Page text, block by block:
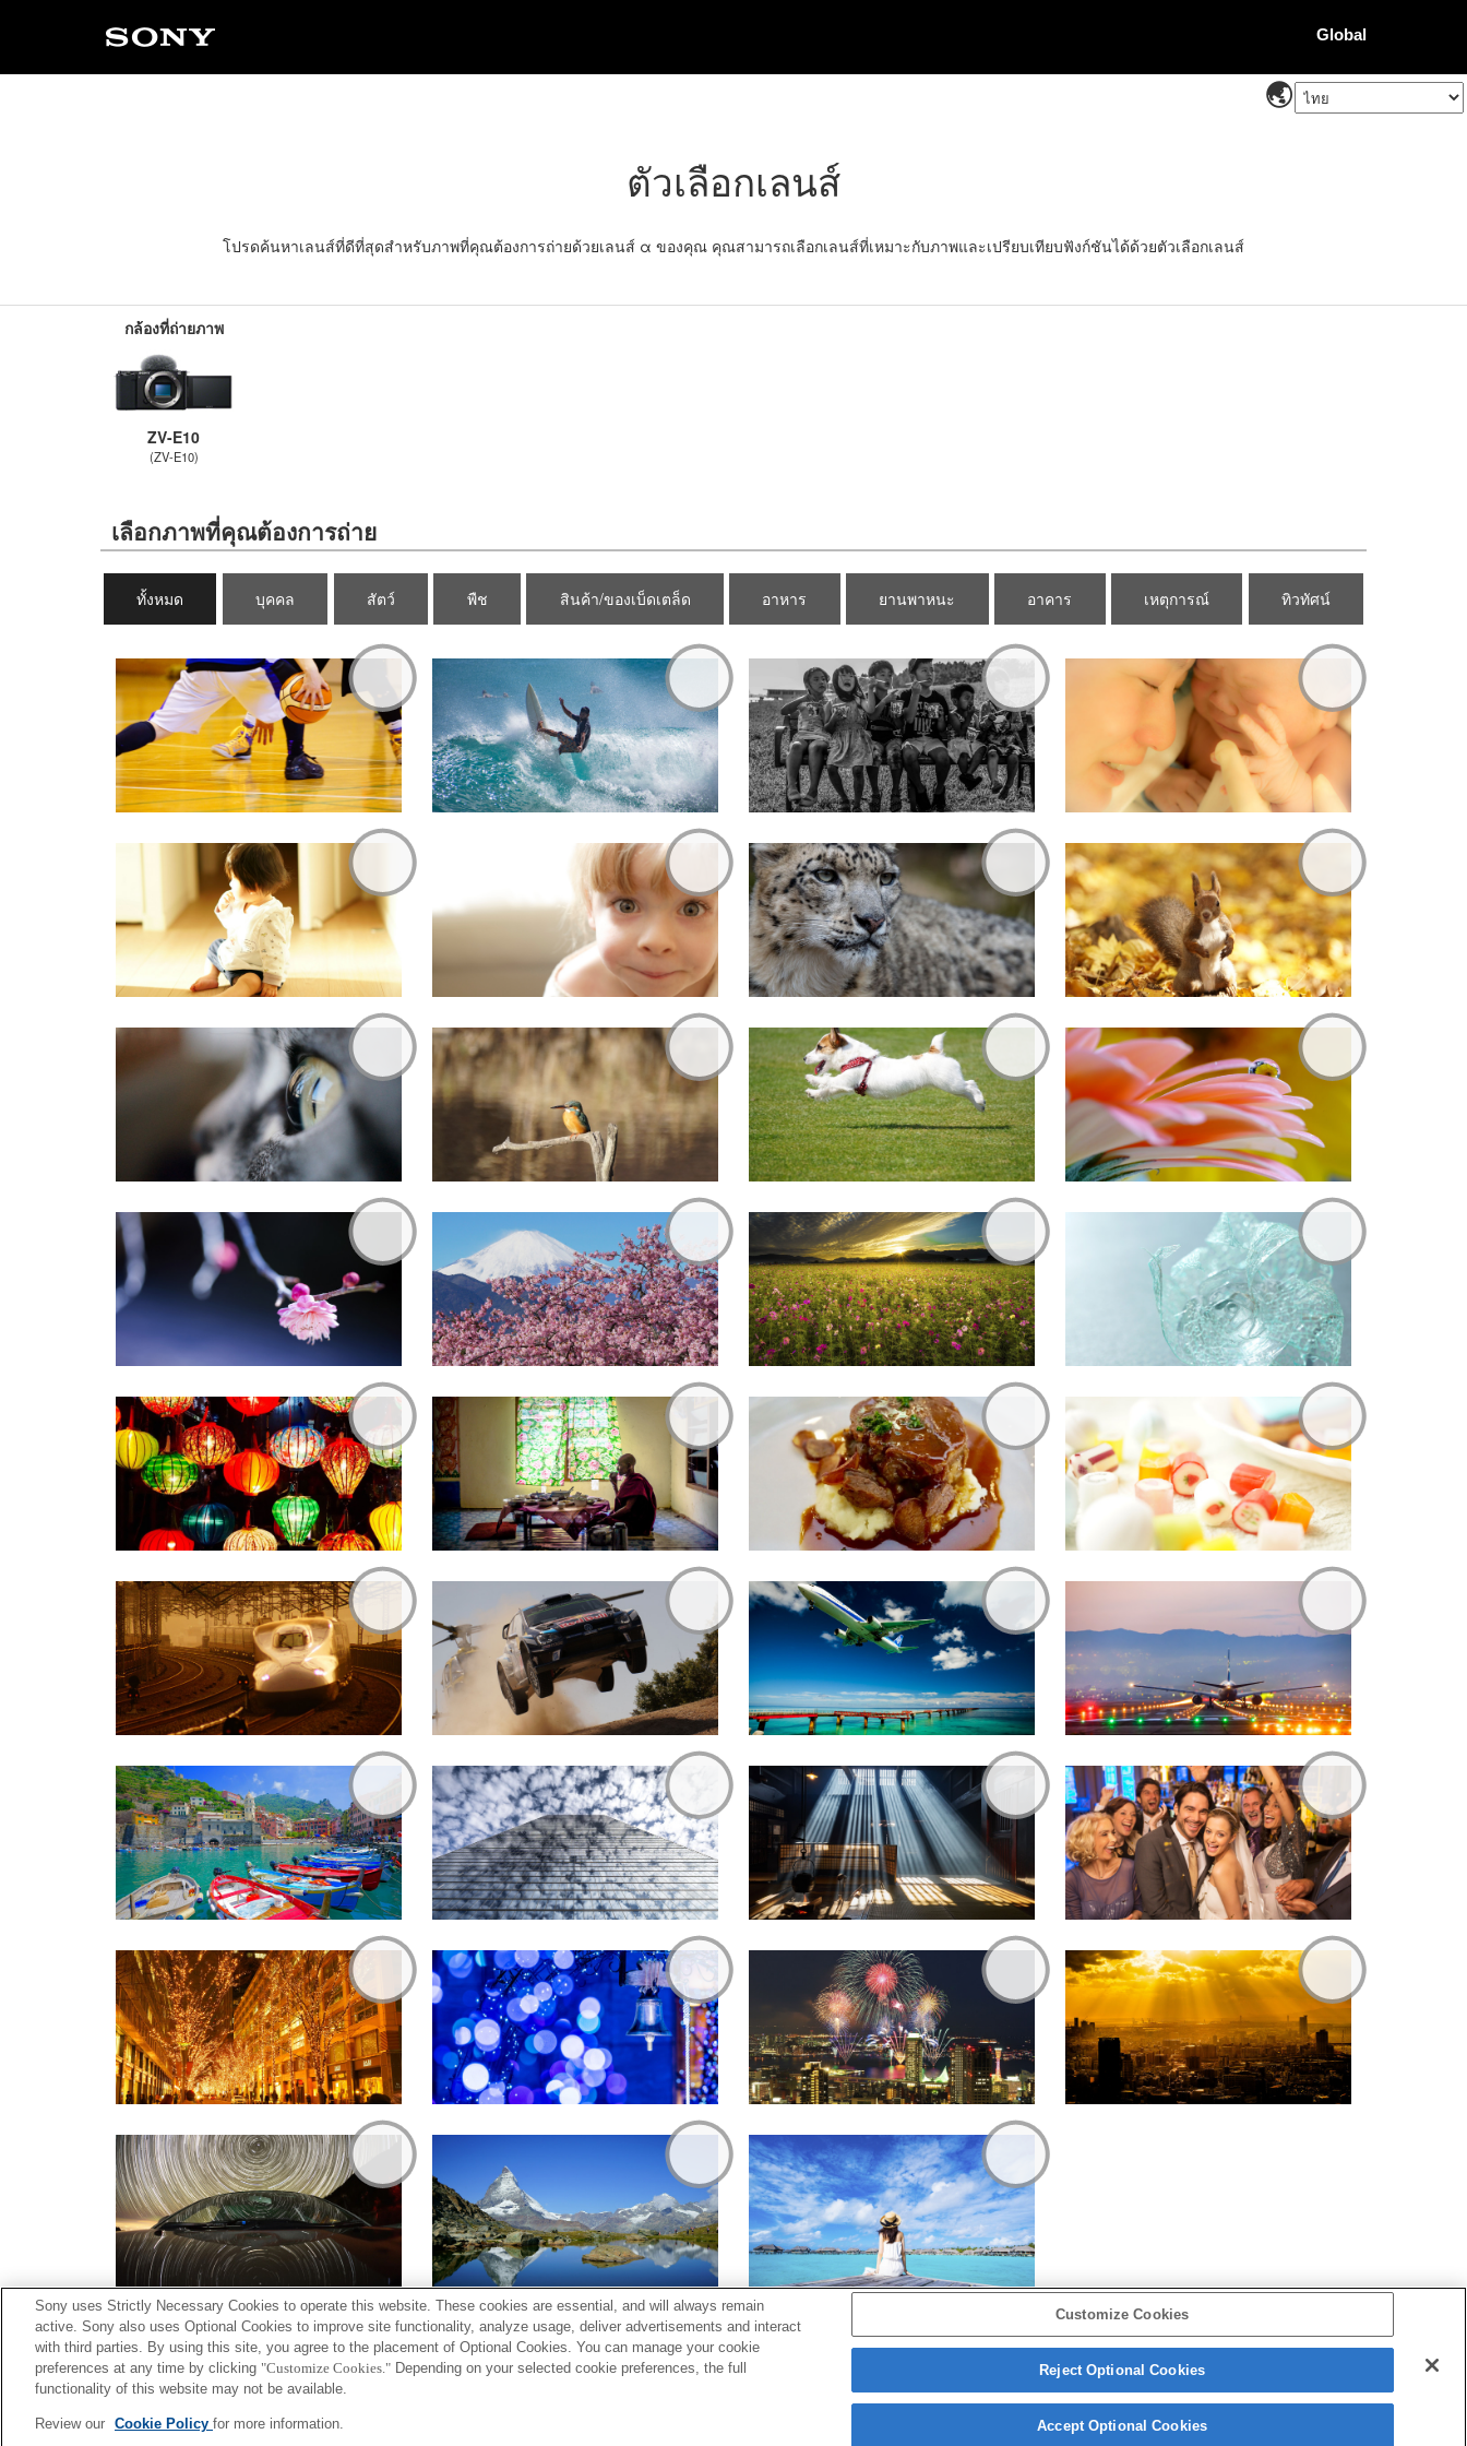
Global
ตัวเลือกเลนส์
โปรดค้นหาเลนส์ที่ดีที่สุดสำหรับภาพที่คุณต้องการถ่ายด้วยเลนส์ α ของคุณ คุณสามารถเลือกเลนส์ที่เหมาะกับภาพและเปรียบเทียบฟังก์ชันได้ด้วยตัวเลือกเลนส์
กล้องที่ถ่ายภาพ
ZV-E10
(ZV-E10)
เลือกภาพที่คุณต้องการถ่าย
ทั้งหมด บุคคล สัตว์ พืช สินค้า/ของเบ็ดเตล็ด อาหาร ยานพาหนะ อาคาร เหตุการณ์ ทิวทัศน์
Copyright 2026 Sony Corporation
Sony uses Strictly Necessary Cookies to operate this website. These cookies are essential, and will always remain
active. Sony also uses Optional Cookies to improve site functionality, analyze usage, deliver advertisements and interact
with third parties. By using this site, you agree to the placement of Optional Cookies. You can manage your cookie
preferences at any time by clicking "Customize Cookies." Depending on your selected cookie preferences, the full
functionality of this website may not be available.
Review our Cookie Policy for more information.
Customize Cookies
Reject Optional Cookies
Accept Optional Cookies